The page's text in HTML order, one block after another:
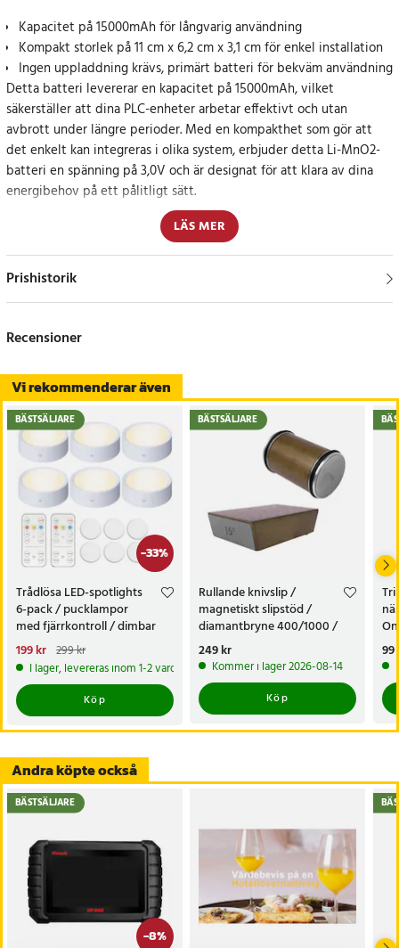
Kapacitet på 15000mAh för långvarig användning
Kompakt storlek på 11 cm x 6,2 cm x 3,1 cm för enkel installation
Ingen uppladdning krävs, primärt batteri för bekväm användning
Detta batteri levererar en kapacitet på 15000mAh, vilket
säkerställer att dina PLC-enheter arbetar effektivt och utan
avbrott under längre perioder. Med en kompakthet som gör att
det enkelt kan integreras i olika system, erbjuder detta Li-MnO2-
batteri en spänning på 3,0V och är designat för att klara av dina
energibehov på ett pålitligt sätt.
- Kapacitet: 15000mAh
- Spänning: 3.0V
Kompatibla modeller
GE Fanuc IC693ACC302B
Delnummer
Artikelnummer API-111671
LÄS MER
Prishistorik
Vi rekommenderar även
-33%
BÄSTSÄLJARE
Trådlösa LED-spotlights
6-pack / pucklampor
med fjärrkontroll / dimbar
skåpbelysning
Nuvarande pris
199 krTidigare pris:299 kr
199 kr 299 kr
I lager, levereras inom 1-2 vardagar
Köp
BÄSTSÄLJARE
Rullande knivslip /
magnetiskt slipstöd /
diamantbryne 400/1000 /
knivvässare med fasta vinklar
Pris:249 kr
249 kr
Kommer i lager 2026-08-14
Köp
99
Recensioner
Andra köpte också
-8%
BÄSTSÄLJARE